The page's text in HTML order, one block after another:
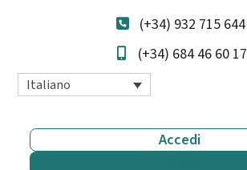
(+34) 932 715 644
(+34) 684 46 60 17
Italiano
Accedi